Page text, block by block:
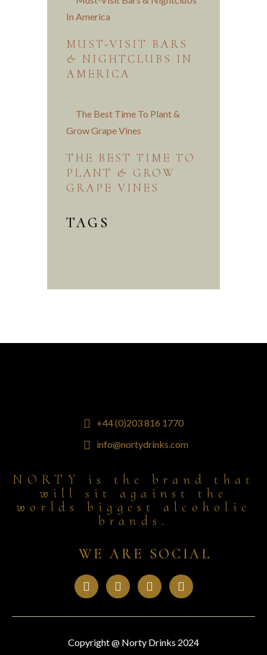
MUST-VISIT BARS
& NIGHTCLUBS IN
AMERICA
THE BEST TIME TO
PLANT & GROW
GRAPE VINES
TAGS
+44 (0)203 816 1770
info@nortydrinks.com
NORTY is the brand that
will sit against the
worlds biggest alcoholic
brands.
WE ARE SOCIAL
Copyright @ Norty Drinks 2024